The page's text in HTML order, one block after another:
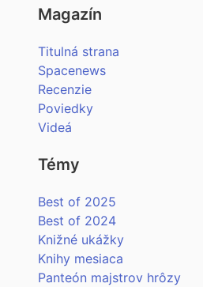
Magazín
Titulná strana
Spacenews
Recenzie
Poviedky
Videá
Témy
Best of 2025
Best of 2024
Knižné ukážky
Knihy mesiaca
Panteón majstrov hrôzy